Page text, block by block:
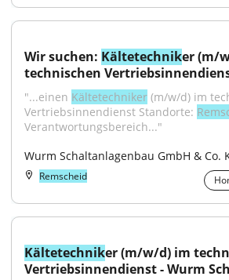
Wir suchen: Kältetechniker (m/
technischen
"...einen Kältetechniker (m/w/d) im
Vertriebsinnendienst Standorte:
Verantwortungsbereich..."
Wurm Schaltanlagenbau GmbH & Co.
Remscheid
Kältetechniker (m/w/d) im
Vertriebsinnendienst - Wurm